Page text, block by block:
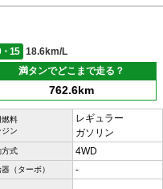
15
18.6km/L
満タンでどこまで走る？
762.6km
燃料
ン
レギュラー
ガソリン
方式 4WD
（ターボ） -